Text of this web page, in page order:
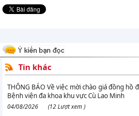
Tin khác
THÔNG BÁO Về việc mời chào giá đồng hồ
Bệnh viện đa khoa khu vực Cù Lao Minh
04/08/2026 (12 Lượt xem )